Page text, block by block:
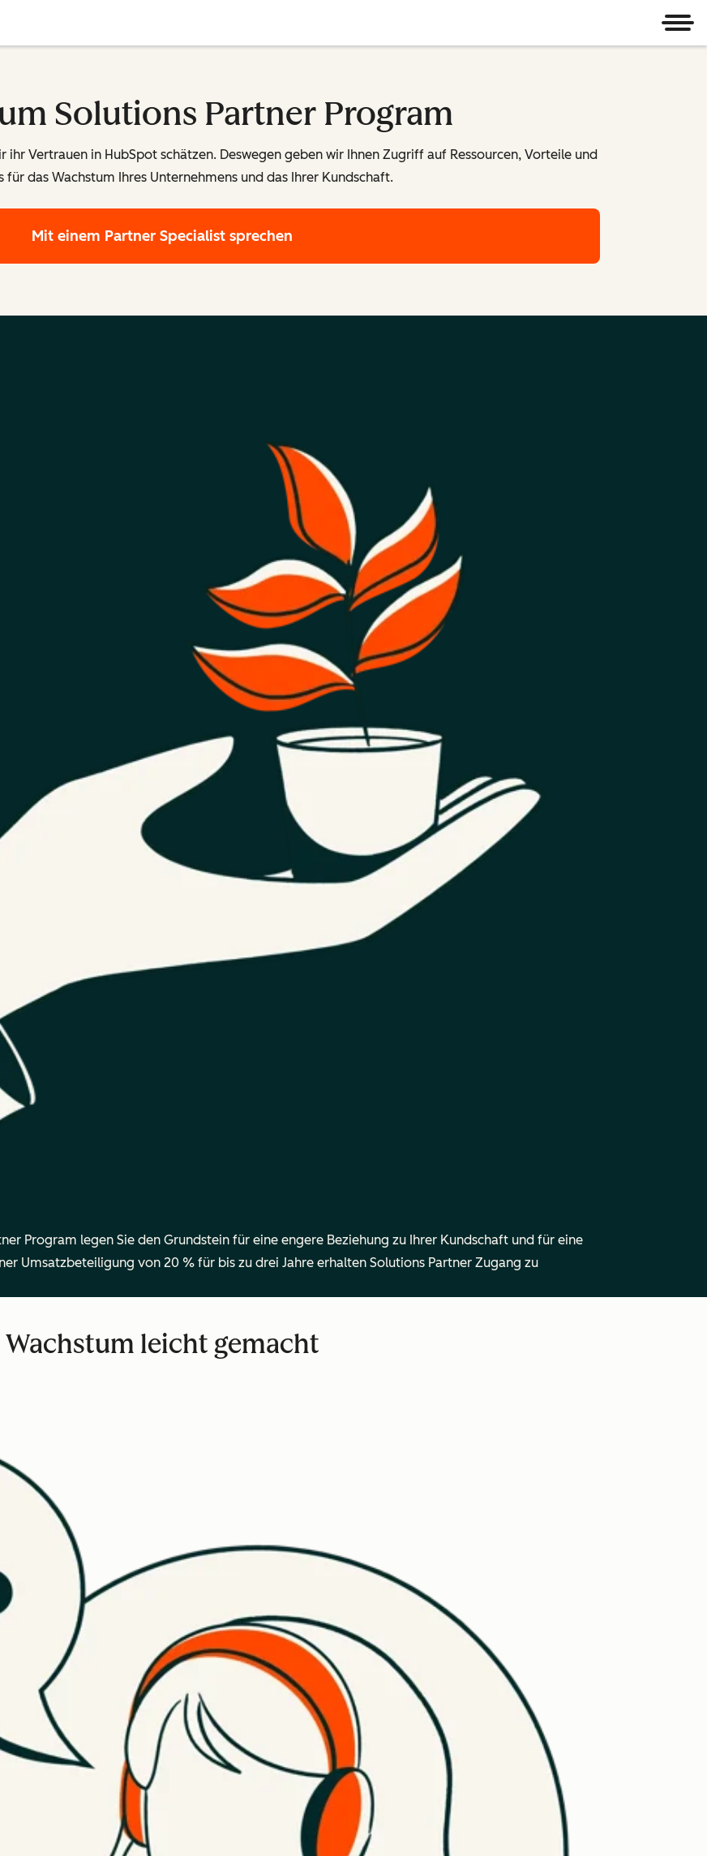
Solutions Partner Program
ihr Vertrauen in HubSpot schätzen. Deswegen geben wir Ihnen Zugriff auf Ressourcen, Vorteile und
für das Wachstum Ihres Unternehmens und das Ihrer Kundschaft.
Mit einem Partner Specialist sprechen
Program legen Sie den Grundstein für eine engere Beziehung zu Ihrer Kundschaft und für eine
Umsatzbeteiligung von 20 % für bis zu drei Jahre erhalten Solutions Partner Zugang zu
Wachstum leicht gemacht